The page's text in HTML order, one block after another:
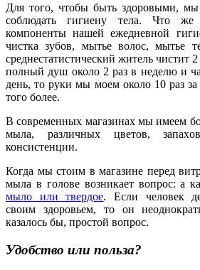
Для того, чтобы быть здоровыми,
соблюдать гигиену тела. Что
компоненты нашей ежедневной
чистка зубов, мытье волос, мытье
среднестатистический житель чистит
полный душ около 2 раз в неделю и
день, то руки мы моем около 10 раз
того более.
В современных магазинах мы имеем
мыла, различных цветов,
консистенции.
Когда мы стоим в магазине перед
мыла в голове возникает вопрос: а
мыло или твердое. Если человек
своим здоровьем, то он
казалось бы, простой вопрос.
Удобство или польза?